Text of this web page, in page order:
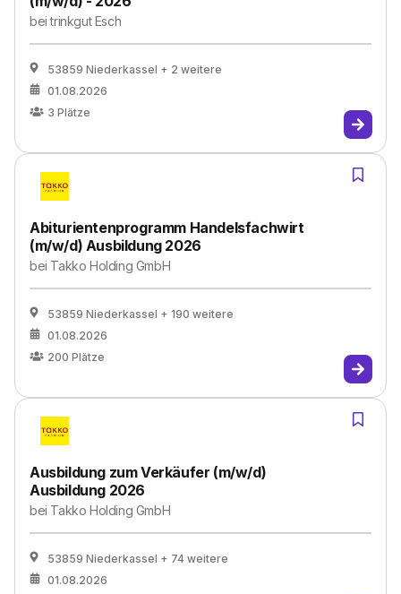
beitrinkgut Esch
53859 Niederkassel + 2 weitere
01.08.2026
3 Plätze
Abiturientenprogramm Handelsfachwirt
(m/w/d) Ausbildung 2026
bei Takko Holding GmbH
53859 Niederkassel + 190 weitere
01.08.2026
200 Plätze
Ausbildung zum Verkäufer (m/w/d)
Ausbildung 2026
bei Takko Holding GmbH
53859 Niederkassel + 74 weitere
01.08.2026